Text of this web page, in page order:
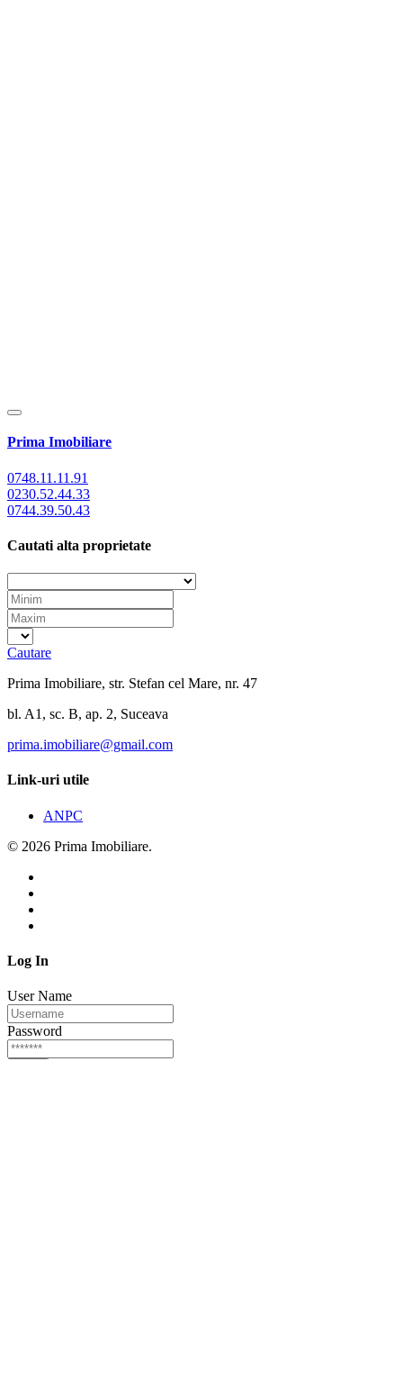
Prima Imobiliare
0748.11.11.91
0230.52.44.33
0744.39.50.43
Cautati alta proprietate
Cautare
Prima Imobiliare, str. Stefan cel Mare, nr. 47
bl. A1, sc. B, ap. 2, Suceava
prima.imobiliare@gmail.com
Link-uri utile
ANPC
© 2026 Prima Imobiliare.
Log In
User Name
Password